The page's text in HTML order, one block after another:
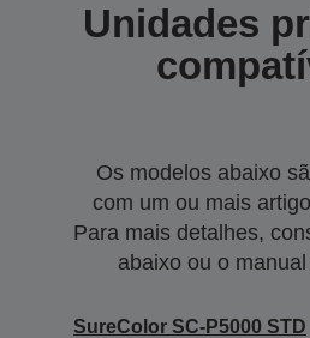
Unidades
Os modelos abaixo
com um ou mais
Para mais detalhes,
abaixo ou o
SureColor SC-P5000 STD